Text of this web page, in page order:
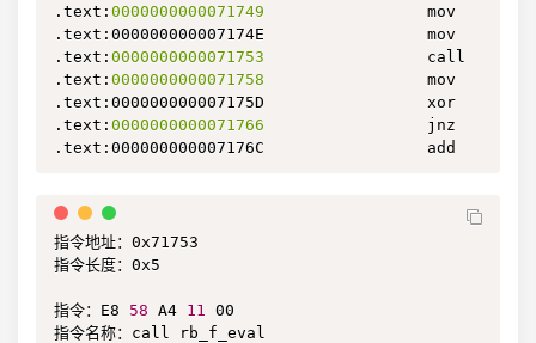
.text: 0000000000071749
mov
.text:000000000007174E                 mov
.text: 0000000000071753
call
.text: 0000000000071758
mov
.text:000000000007175D                 xor
.text: 0000000000071766
jnz
.text:000000000007176C                 add
指令地址：0x71753
指令长度：0x5
指令：E8 58 A4 11
00
指令名称：call rb_f_eval